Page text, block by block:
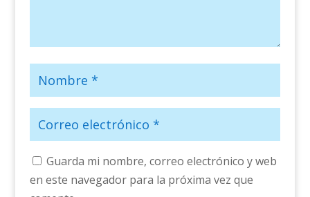
Guarda mi nombre, correo electrónico y web
en este navegador para la próxima vez que